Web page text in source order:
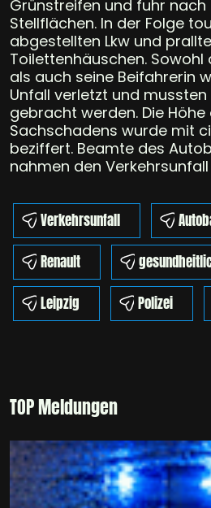
Grünstreifen und fuhr
Stellflächen. In der Folge
abgestellten Lkw und
Toilettenhäuschen. Sowohl
als auch seine Beifahrerin
Unfall verletzt und mussten
gebracht werden. Die
Sachschadens wurde mit
beziffert. Beamte des
nahmen den
Verkehrsunfall
Renault
Leipzig
Polizei
TOP Meldungen